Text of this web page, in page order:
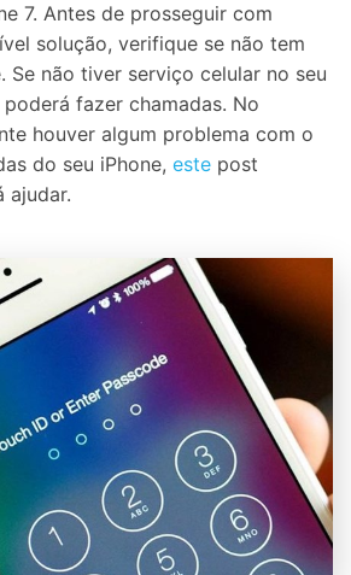
7. Antes de prosseguir com
solução, verifique se não tem
Se não tiver serviço celular no seu
fazer chamadas. No
houver algum problema com o
do seu iPhone, este post
ajudar.